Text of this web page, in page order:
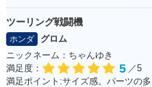
ツーリング戦闘機
ホンダ
グロム
ニックネーム：ちゃんゆき
満足度：
5 ／5
満足ポイント:サイズ感。パーツの